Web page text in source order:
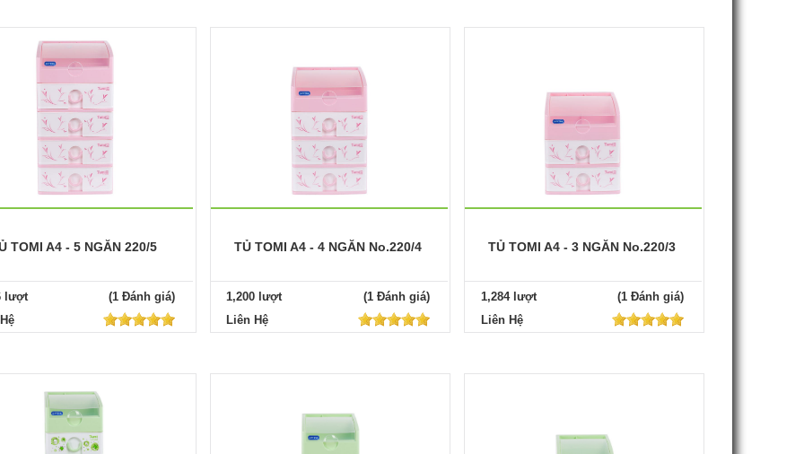
TOMI A4 - 5 NGĂN 220/5
lượt
(1 Đánh giá)
TỦ TOMI A4 - 4 NGĂN No.220/4
1,200 lượt
(1 Đánh giá)
Liên Hệ
TỦ TOMI A4 - 3 NGĂN No.220/3
1,284 lượt
(1 Đánh giá)
Liên Hệ